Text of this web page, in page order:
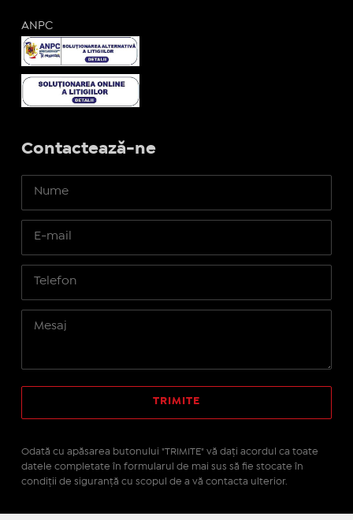
ANPC
Contactează-ne
Odată cu apăsarea butonului "TRIMITE" vă daţi acordul ca toate
datele completate în formularul de mai sus să fie stocate în
condiţii de siguranţă cu scopul de a vă contacta ulterior.